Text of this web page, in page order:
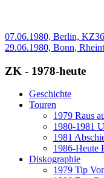
07.06.1980, Berlin, KZ36
29.06.1980, Bonn,
ZK - 1978-heute
Geschichte
Touren
1979 Raus
1980-1981
1981
1986-Heute
Diskographie
1979 Tip